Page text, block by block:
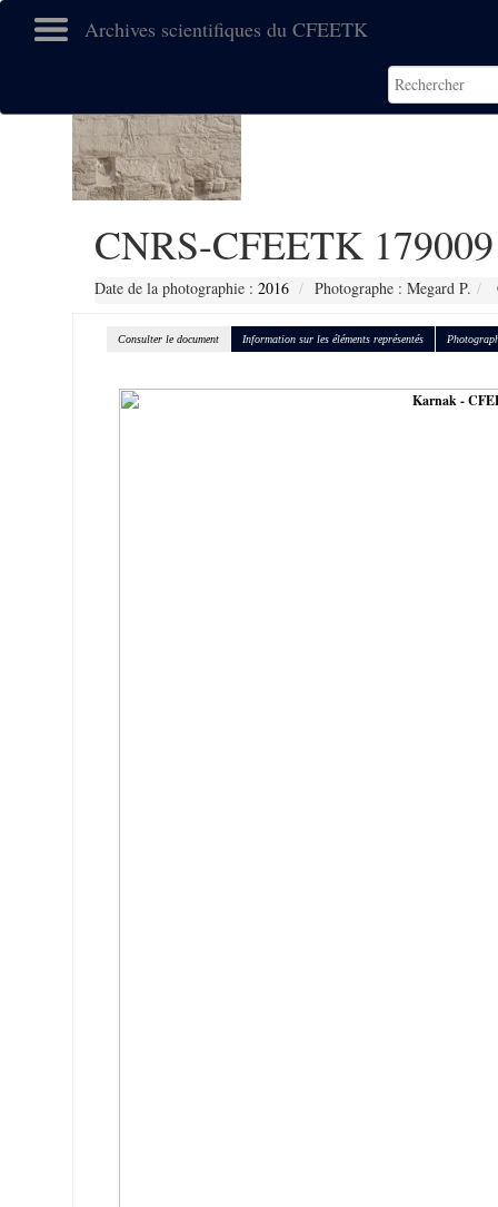
Archives scientifiques du CFEETK
CNRS-CFEETK 179009
Date de la photographie : 2016 Photographe : Megard P.
Consulter le document Information sur les éléments représentés